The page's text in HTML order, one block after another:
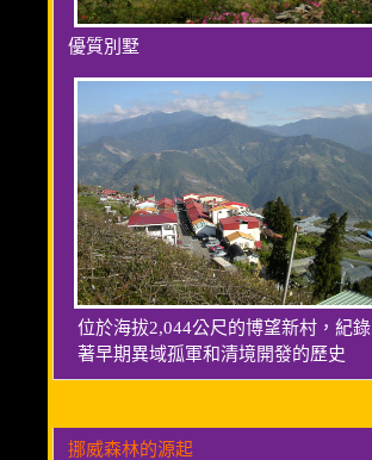
優質別墅
位於海拔2,044公尺的博望新村，紀錄
著早期異域孤軍和清境開發的歷史
挪威森林的源起